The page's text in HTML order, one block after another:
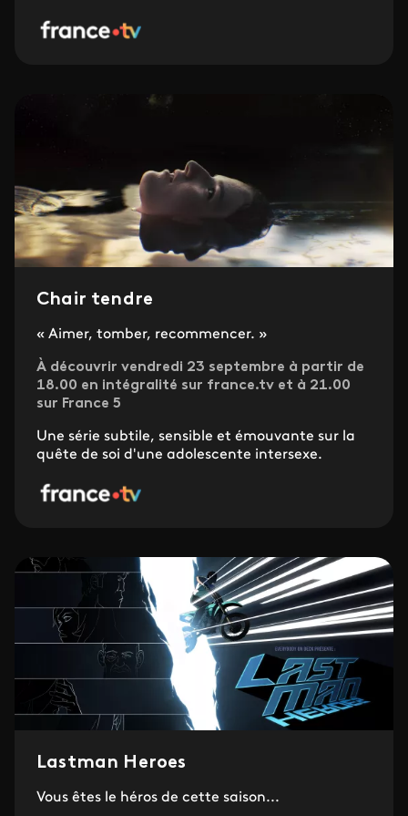
Chair tendre
« Aimer, tomber, recommencer. »
À découvrir vendredi 23 septembre à partir de
18.00 en intégralité sur france.tv et à 21.00
sur France 5
Une série subtile, sensible et émouvante sur la
quête de soi d'une adolescente intersexe.
Lastman Heroes
Vous êtes le héros de cette saison...